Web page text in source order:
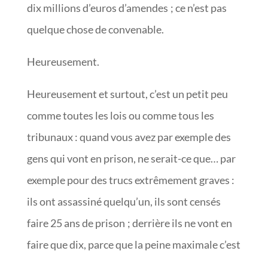
dix millions d’euros d’amendes ; ce n’est pas
quelque chose de convenable.
Heureusement.
Heureusement et surtout, c’est un petit peu
comme toutes les lois ou comme tous les
tribunaux : quand vous avez par exemple des
gens qui vont en prison, ne serait-ce que… par
exemple pour des trucs extrêmement graves :
ils ont assassiné quelqu’un, ils sont censés
faire 25 ans de prison ; derrière ils ne vont en
faire que dix, parce que la peine maximale c’est